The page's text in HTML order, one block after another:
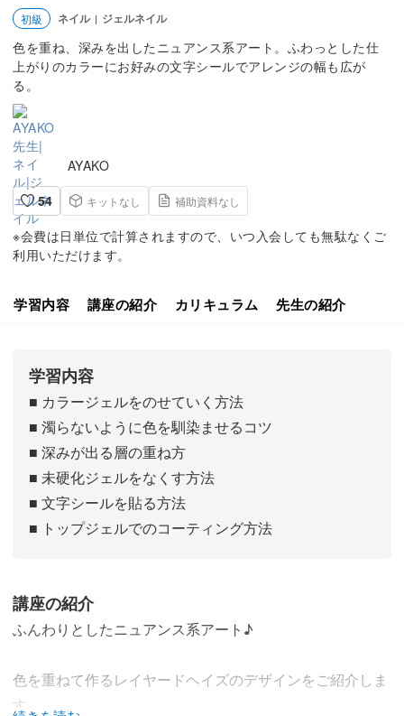
初級 ネイル | ジェルネイル
色を重ね、深みを出したニュアンス系アート。ふわっとした仕
上がりのカラーにお好みの文字シールでアレンジの幅も広が
る。
AYAKO
54
キットなし 補助資料なし
※会費は日単位で計算されますので、いつ入会しても無駄なくご
利用いただけます。
学習内容 講座の紹介 カリキュラム 先生の紹介
学習内容
■ カラージェルをのせていく方法
■ 濁らないように色を馴染ませるコツ
■ 深みが出る層の重ね方
■ 未硬化ジェルをなくす方法
■ 文字シールを貼る方法
■ トップジェルでのコーティング方法
講座の紹介
ふんわりとしたニュアンス系アート♪
色を重ねて作るレイヤードヘイズのデザインをご紹介しま
す。